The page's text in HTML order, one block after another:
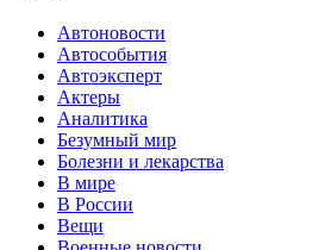
Автоновости
Автособытия
Автоэксперт
Актеры
Аналитика
Безумный мир
Болезни и лекарства
В мире
В России
Вещи